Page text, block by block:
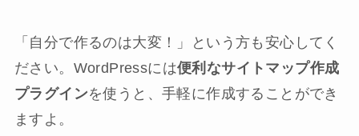
「自分で作るのは大変！」という方も安心してく
ださい。WordPressには便利なサイトマップ作成
プラグインを使うと、手軽に作成することができ
ますよ。